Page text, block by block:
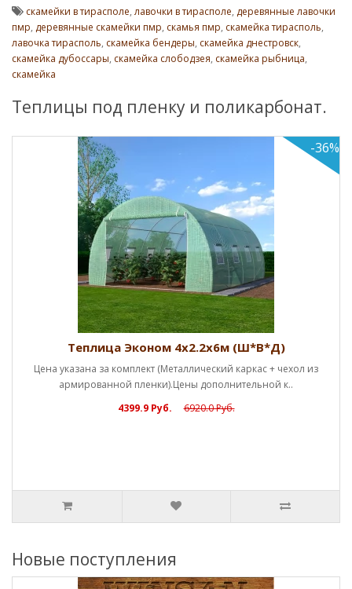
скамейки в тирасполе, лавочки в тирасполе, деревянные лавочки
пмр, деревянные скамейки пмр, скамья пмр, скамейка тирасполь,
лавочка тирасполь, скамейка бендеры, скамейка днестровск,
скамейка дубоссары, скамейка слободзея, скамейка рыбница,
скамейка
Теплицы под пленку и поликарбонат.
Теплица Эконом 4х2.2х6м (Ш*В*Д)
указана за комплект (Металлический каркас + чехол из
армированной пленки).Цены дополнительной к..
4399.9 Руб.
6920.0 Руб.
-36%
Новые поступления